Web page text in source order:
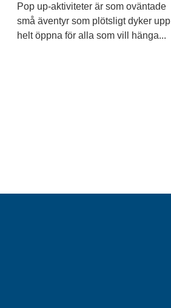
Pop up-aktiviteter är som oväntade
små äventyr som plötsligt dyker upp
helt öppna för alla som vill hänga...